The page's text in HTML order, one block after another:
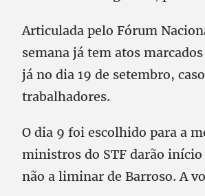
Articulada pelo Fórum
semana já tem atos
já no dia 19 de setembro,
trabalhadores.
O dia 9 foi escolhido para a
ministros do STF darão
não a liminar de Barroso. A